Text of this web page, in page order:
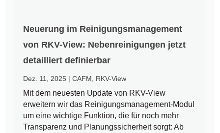
Neuerung im Reinigungsmanagement
von RKV-View: Nebenreinigungen jetzt
detailliert definierbar
Dez. 11, 2025 |CAFM RKV-View
Mit dem neuesten Update von RKV-View
erweitern wir das Reinigungsmanagement-Modul
um eine wichtige Funktion, die für noch mehr
Transparenz und Planungssicherheit sorgt: Ab